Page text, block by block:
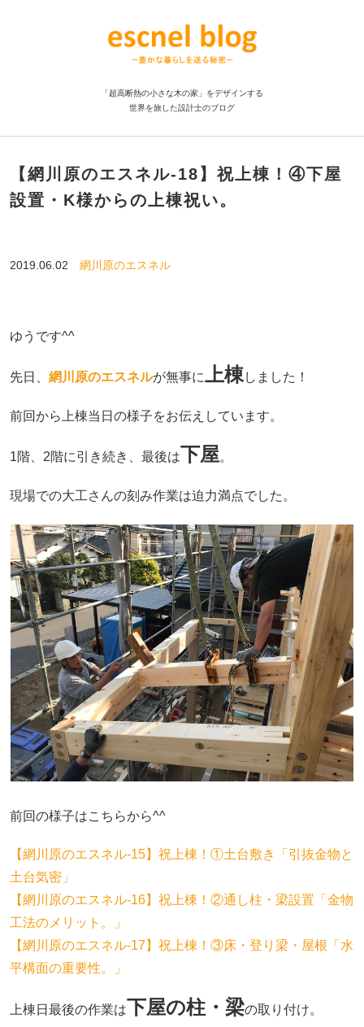
「超高断熱の小さな木の家」をデザインする
世界を旅した設計士のブログ
【網川原のエスネル‐18】祝上棟！④下屋
設置・K様からの上棟祝い。
2019.06.02 網川原のエスネル
ゆうです^^
先日、 網川原のエスネルが無事に上棟しました！
前回から上棟当日の様子をお伝えしています。
1階、2階に引き続き、最後は下屋。
現場での大工さんの刻み作業は迫力満点でした。
前回の様子はこちらから^^
【網川原のエスネル‐15】祝上棟！①土台敷き「引抜金物と
土台気密」
【網川原のエスネル‐16】祝上棟！②通し柱・梁設置「金物
工法のメリット。」
【網川原のエスネル‐17】祝上棟！③床・登り梁・屋根「水
平構面の重要性。」
上棟日最後の作業は下屋の柱・梁の取り付け。